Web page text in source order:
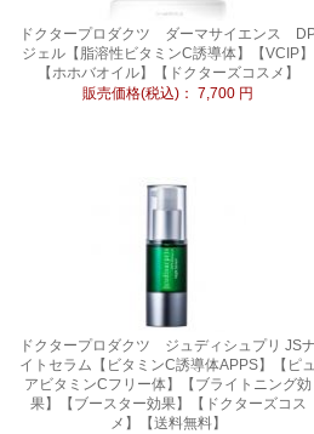
ドクタープロダクツ ダーマサイエンス
ジェル【脂溶性ビタミンC誘導体】【VCIP】
【ホホバオイル】【ドクターズコスメ】
販売価格(税込)： 7,700 円
ドクタープロダクツ ジュディシュプリ JS
イトセラム【ビタミンC誘導体APPS】【ピ
アビタミンCフリー体】【ブライトニング効
果】【ブースター効果】【ドクターズコス
メ】【送料無料】